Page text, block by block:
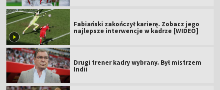
Fabiański zakończył karierę. Zobacz jego
najlepsze interwencje w kadrze [WIDEO]
Drugi trener kadry wybrany. Był mistrzem
Indii